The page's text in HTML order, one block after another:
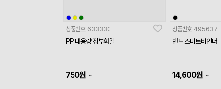
상품번호 633330
PP 대용량 정부화일
750원 ~
상품번호 495637
밴드 스마트바인더
14,600원 ~